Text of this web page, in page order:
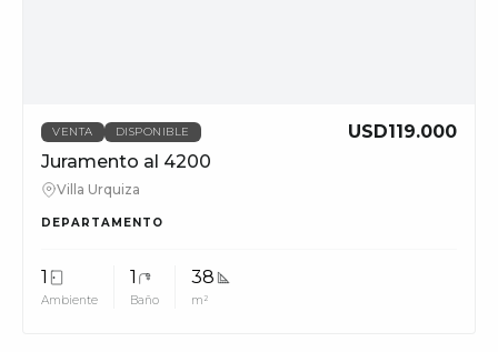
VENTA DISPONIBLE
USD119.000
Juramento al 4200
Villa Urquiza
DEPARTAMENTO
1
Ambiente
1
Baño
38
m²